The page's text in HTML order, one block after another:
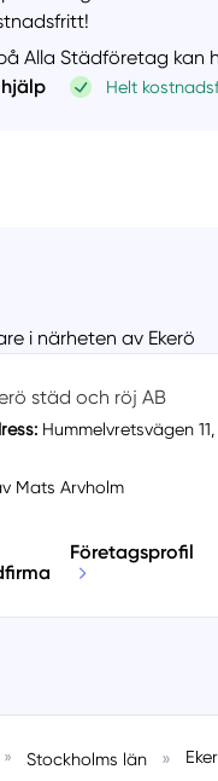
Alla Städföretag
hjälp
Helt
i närheten av Ekerö
städ och röj AB
Hummelvretsvägen
Mats Arvholm
Företagsprofil
» Stockholms län »